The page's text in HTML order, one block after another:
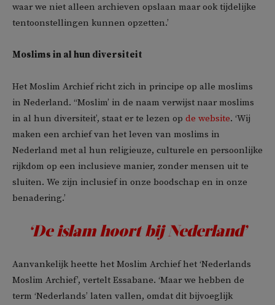
waar we niet alleen archieven opslaan maar ook tijdelijke
tentoonstellingen kunnen opzetten.’
Moslims in al hun diversiteit
Het Moslim Archief richt zich in principe op alle moslims
in Nederland. ‘‘Moslim’ in de naam verwijst naar moslims
in al hun diversiteit’, staat er te lezen op de website. ‘Wij
maken een archief van het leven van moslims in
Nederland met al hun religieuze, culturele en persoonlijke
rijkdom op een inclusieve manier, zonder mensen uit te
sluiten. We zijn inclusief in onze boodschap en in onze
benadering.’
‘De islam hoort bij Nederland’
Aanvankelijk heette het Moslim Archief het ‘Nederlands
Moslim Archief’, vertelt Essabane. ‘Maar we hebben de
term ‘Nederlands’ laten vallen, omdat dit bijvoeglijk